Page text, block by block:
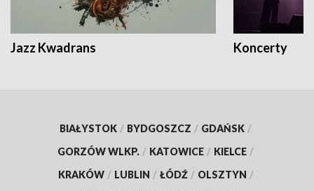
Jazz Kwadrans Koncerty
BIAŁYSTOK / BYDGOSZCZ / GDAŃSK /
GORZÓW WLKP. / KATOWICE / KIELCE /
KRAKÓW / LUBLIN / ŁÓDŹ / OLSZTYN /